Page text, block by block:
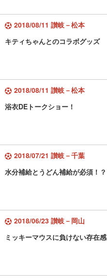
2018/08/11 讃岐－松本
キティちゃんとのコラボグッズ
2018/08/11 讃岐－松本
浴衣DEトークショー！
2018/07/21 讃岐－千葉
水分補給とうどん補給が必須！？
2018/06/23 讃岐－岡山
ミッキーマウスに負けない存在感